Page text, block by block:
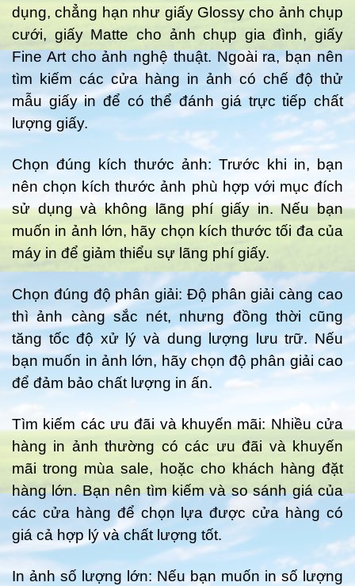
dụng, chẳng hạn như giấy Glossy cho ảnh chụp
cưới, giấy Matte cho ảnh chụp gia đình, giấy
Fine Art cho ảnh nghệ thuật. Ngoài ra, bạn nên
tìm kiếm các cửa hàng in ảnh có chế độ thử
mẫu giấy in để có thể đánh giá trực tiếp chất
lượng giấy.
Chọn đúng kích thước ảnh: Trước khi in, bạn
nên chọn kích thước ảnh phù hợp với mục đích
sử dụng và không lãng phí giấy in. Nếu bạn
muốn in ảnh lớn, hãy chọn kích thước tối đa của
máy in để giảm thiểu sự lãng phí giấy.
Chọn đúng độ phân giải: Độ phân giải càng cao
thì ảnh càng sắc nét, nhưng đồng thời cũng
tăng tốc độ xử lý và dung lượng lưu trữ. Nếu
bạn muốn in ảnh lớn, hãy chọn độ phân giải cao
để đảm bảo chất lượng in ấn.
Tìm kiếm các ưu đãi và khuyến mãi: Nhiều cửa
hàng in ảnh thường có các ưu đãi và khuyến
mãi trong mùa sale, hoặc cho khách hàng đặt
hàng lớn. Bạn nên tìm kiếm và so sánh giá của
các cửa hàng để chọn lựa được cửa hàng có
giá cả hợp lý và chất lượng tốt.
In ảnh số lượng lớn: Nếu bạn muốn in số lượng